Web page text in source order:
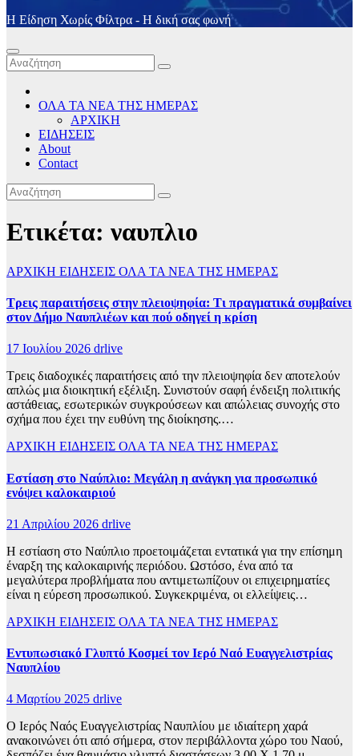
Η Είδηση Χωρίς Φίλτρα - H δική σας φωνή
ΟΛΑ ΤΑ ΝΕΑ ΤΗΣ ΗΜΕΡΑΣ
ΑΡΧΙΚΗ
ΕΙΔΗΣΕΙΣ
About
Contact
Ετικέτα: ναυπλιο
ΑΡΧΙΚΗ ΕΙΔΗΣΕΙΣ ΟΛΑ ΤΑ ΝΕΑ ΤΗΣ ΗΜΕΡΑΣ
Τρεις παραιτήσεις στην πλειοψηφία: Τι πραγματικά συμβαίνει
στον Δήμο Ναυπλιέων και πού οδηγεί η κρίση
17 Ιουλίου 2026 drlive
Τρεις διαδοχικές παραιτήσεις από την πλειοψηφία δεν αποτελούν
απλώς μια διοικητική εξέλιξη. Συνιστούν σαφή ένδειξη πολιτικής
αστάθειας, εσωτερικών συγκρούσεων και απώλειας συνοχής στο
σχήμα που έχει την ευθύνη της διοίκησης.…
ΑΡΧΙΚΗ ΕΙΔΗΣΕΙΣ ΟΛΑ ΤΑ ΝΕΑ ΤΗΣ ΗΜΕΡΑΣ
Εστίαση στο Ναύπλιο: Μεγάλη η ανάγκη για προσωπικό
ενόψει καλοκαιριού
21 Απριλίου 2026 drlive
Η εστίαση στο Ναύπλιο προετοιμάζεται εντατικά για την επίσημη
έναρξη της καλοκαιρινής περιόδου. Ωστόσο, ένα από τα
μεγαλύτερα προβλήματα που αντιμετωπίζουν οι επιχειρηματίες
είναι η εύρεση προσωπικού. Συγκεκριμένα, οι ελλείψεις…
ΑΡΧΙΚΗ ΕΙΔΗΣΕΙΣ ΟΛΑ ΤΑ ΝΕΑ ΤΗΣ ΗΜΕΡΑΣ
Εντυπωσιακό Γλυπτό Κοσμεί τον Ιερό Ναό Ευαγγελιστρίας
Ναυπλίου
4 Μαρτίου 2025 drlive
Ο Ιερός Ναός Ευαγγελιστρίας Ναυπλίου με ιδιαίτερη χαρά
ανακοινώνει ότι από σήμερα, στον περιβάλλοντα χώρο του Ναού,